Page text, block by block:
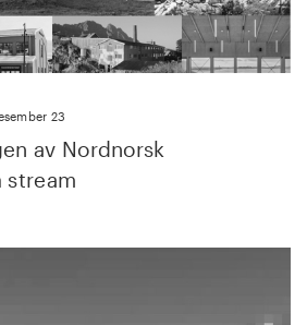
23
av Nordnorsk
stream